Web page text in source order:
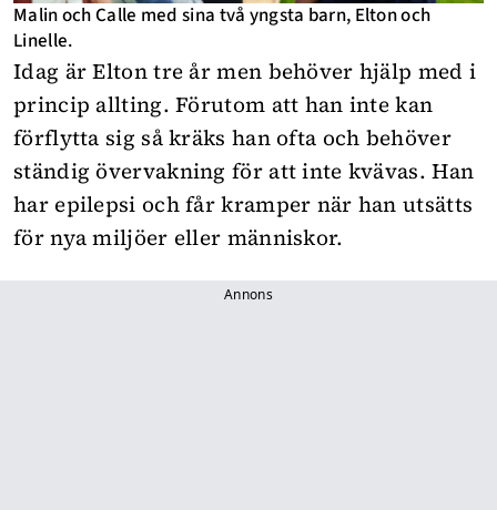
Malin och Calle med sina två yngsta barn, Elton och
Linelle.
Idag är Elton tre år men behöver hjälp med i
princip allting. Förutom att han inte kan
förflytta sig så kräks han ofta och behöver
ständig övervakning för att inte kvävas. Han
har epilepsi och får kramper när han utsätts
för nya miljöer eller människor.
Annons